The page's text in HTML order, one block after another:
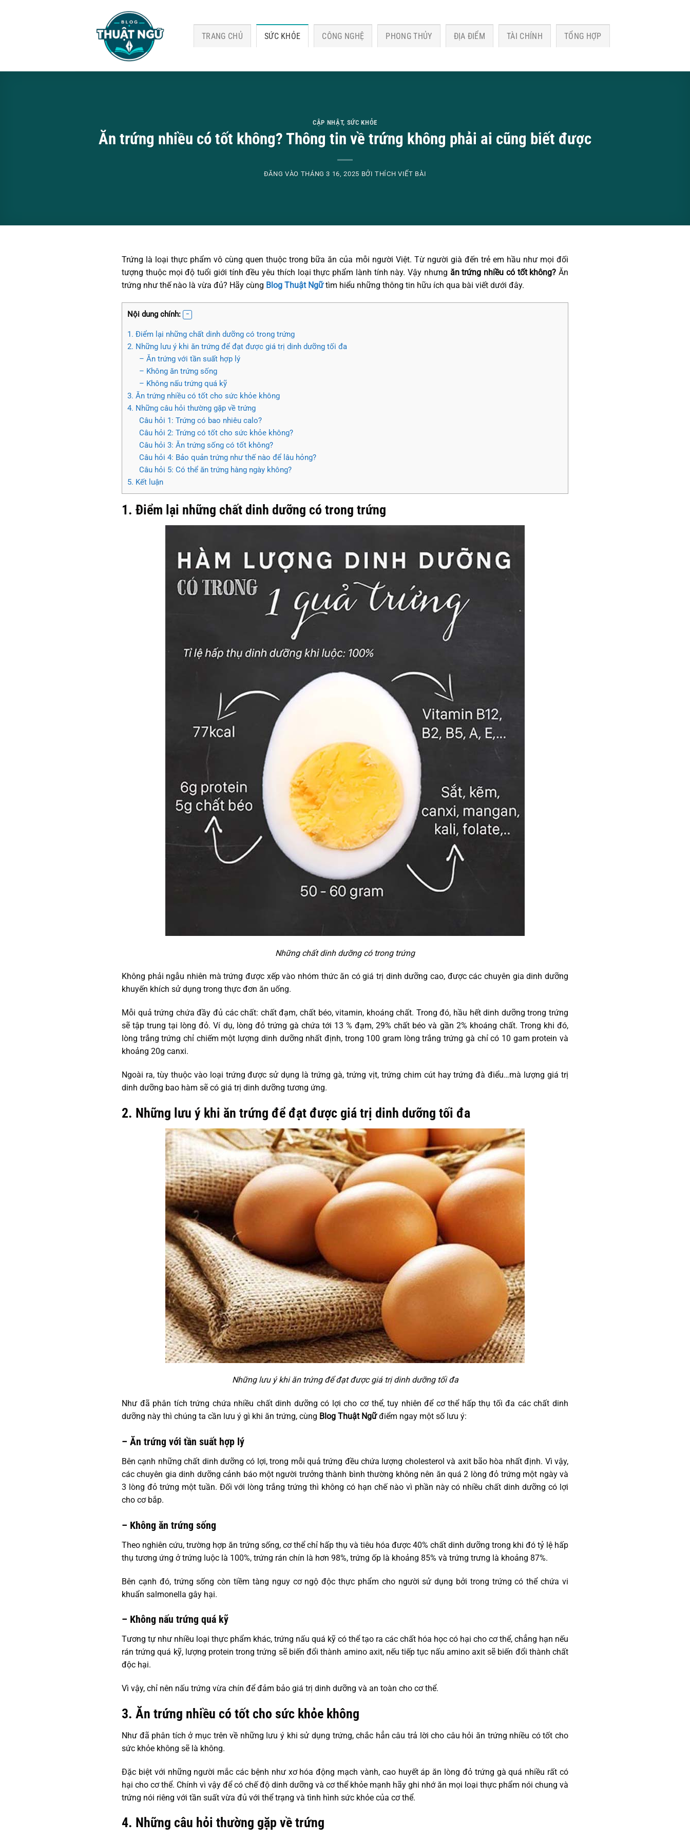
TRANG CHỦ SỨC KHỎE CÔNG NGHỆ PHONG THỦY ĐỊA ĐIỂM TÀI CHÍNH TỔNG HỢP
CẬP NHẬT, SỨC KHỎE
Ăn trứng nhiều có tốt không? Thông tin về trứng không phải ai cũng biết được
ĐĂNG VÀO THÁNG 3 16, 2025 BỞITHÍCH VIẾT BÀI
Trứng là loại thực phẩm vô cùng quen thuộc trong bữa ăn của mỗi người Việt. Từ người già đến trẻ em hầu như mọi đối
tượng thuộc mọi độ tuổi giới tính đều yêu thích loại thực phẩm lành tính này. Vậy nhưng ăn trứng nhiều có tốt không? Ăn
trứng như thế nào là vừa đủ? Hãy cùng Blog Thuật Ngữtìm hiểu những thông tin hữu ích qua bài viết dưới đây.
Nội dung chính:
1. Điểm lại những chất dinh dưỡng có trong trứng
2. Những lưu ý khi ăn trứng để đạt được giá trị dinh dưỡng tối đa
– Ăn trứng với tần suất hợp lý
– Không ăn trứng sống
– Không nấu trứng quá kỹ
3. Ăn trứng nhiều có tốt cho sức khỏe không
4. Những câu hỏi thường gặp về trứng
Câu hỏi 1: Trứng có bao nhiêu calo?
Câu hỏi 2: Trứng có tốt cho sức khỏe không?
Câu hỏi 3: Ăn trứng sống có tốt không?
Câu hỏi 4: Bảo quản trứng như thế nào để lâu hỏng?
Câu hỏi 5: Có thể ăn trứng hàng ngày không?
5. Kết luận
1. Điểm lại những chất dinh dưỡng có trong trứng
Những chất dinh dưỡng có trong trứng
Không phải ngẫu nhiên mà trứng được xếp vào nhóm thức ăn có giá trị dinh dưỡng cao, được các chuyên gia dinh dưỡng
khuyến khích sử dụng trong thực đơn ăn uống.
Mỗi quả trứng chứa đầy đủ các chất: chất đạm, chất béo, vitamin, khoáng chất. Trong đó, hầu hết dinh dưỡng trong trứng
sẽ tập trung tại lòng đỏ. Ví dụ, lòng đỏ trứng gà chứa tới 13 % đạm, 29% chất béo và gần 2% khoáng chất. Trong khi đó,
lòng trắng trứng chỉ chiếm một lượng dinh dưỡng nhất định, trong 100 gram lòng trắng trứng gà chỉ có 10 gam protein và
khoảng 20g canxi.
Ngoài ra, tùy thuộc vào loại trứng được sử dụng là trứng gà, trứng vịt, trứng chim cút hay trứng đà điểu…mà lượng giá trị
dinh dưỡng bao hàm sẽ có giá trị dinh dưỡng tương ứng.
2. Những lưu ý khi ăn trứng để đạt được giá trị dinh dưỡng tối đa
Những lưu ý khi ăn trứng để đạt được giá trị dinh dưỡng tối đa
Như đã phân tích trứng chứa nhiều chất dinh dưỡng có lợi cho cơ thể, tuy nhiên để cơ thể hấp thụ tối đa các chất dinh
dưỡng này thì chúng ta cần lưu ý gì khi ăn trứng, cùng Blog Thuật Ngữđiểm ngay một số lưu ý:
– Ăn trứng với tần suất hợp lý
Bên cạnh những chất dinh dưỡng có lợi, trong mỗi quả trứng đều chứa lượng cholesterol và axit bão hòa nhất định. Vì vậy,
các chuyên gia dinh dưỡng cảnh báo một người trưởng thành bình thường không nên ăn quá 2 lòng đỏ trứng một ngày và
3 lòng đỏ trứng một tuần. Đối với lòng trắng trứng thì không có hạn chế nào vì phần này có nhiều chất dinh dưỡng có lợi
cho cơ bắp.
– Không ăn trứng sống
Theo nghiên cứu, trường hợp ăn trứng sống, cơ thể chỉ hấp thụ và tiêu hóa được 40% chất dinh dưỡng trong khi đó tỷ lệ hấp
thụ tương ứng ở trứng luộc là 100%, trứng rán chín là hơn 98%, trứng ốp là khoảng 85% và trứng trưng là khoảng 87%.
Bên cạnh đó, trứng sống còn tiềm tàng nguy cơ ngộ độc thực phẩm cho người sử dụng bởi trong trứng có thể chứa vi
khuẩn salmonella gây hại.
– Không nấu trứng quá kỹ
Tương tự như nhiều loại thực phẩm khác, trứng nấu quá kỹ có thể tạo ra các chất hóa học có hại cho cơ thể, chẳng hạn nếu
rán trứng quá kỹ, lượng protein trong trứng sẽ biến đổi thành amino axit, nếu tiếp tục nấu amino axit sẽ biến đổi thành chất
độc hại.
Vì vậy, chỉ nên nấu trứng vừa chín để đảm bảo giá trị dinh dưỡng và an toàn cho cơ thể.
3. Ăn trứng nhiều có tốt cho sức khỏe không
Như đã phân tích ở mục trên về những lưu ý khi sử dụng trứng, chắc hẳn câu trả lời cho câu hỏi ăn trứng nhiều có tốt cho
sức khỏe không sẽ là không.
Đặc biệt với những người mắc các bệnh như xơ hóa động mạch vành, cao huyết áp ăn lòng đỏ trứng gà quá nhiều rất có
hại cho cơ thể. Chính vì vậy để có chế độ dinh dưỡng và cơ thể khỏe mạnh hãy ghi nhớ ăn mọi loại thực phẩm nói chung và
trứng nói riêng với tần suất vừa đủ với thể trạng và tình hình sức khỏe của cơ thể.
4. Những câu hỏi thường gặp về trứng